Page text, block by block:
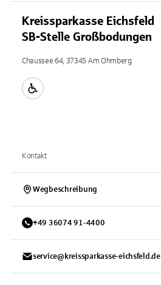
Kreissparkasse Eichsfeld
SB-Stelle Großbodungen
Chaussee 64, 37345 Am Ohmberg
Kontakt
Wegbeschreibung
+49 36074 91-4400
service@kreissparkasse-eichsfeld.de